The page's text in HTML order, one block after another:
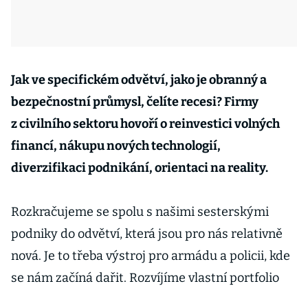
Jak ve specifickém odvětví, jako je obranný a
bezpečnostní průmysl, čelíte recesi? Firmy
z civilního sektoru hovoří o reinvestici volných
financí, nákupu nových technologií,
diverzifikaci podnikání, orientaci na reality.
Rozkračujeme se spolu s našimi sesterskými
podniky do odvětví, která jsou pro nás relativně
nová. Je to třeba výstroj pro armádu a policii, kde
se nám začíná dařit. Rozvíjíme vlastní portfolio